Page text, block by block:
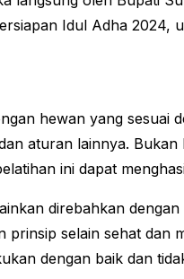
Idul Adha
hewan yang sesuai
aturan lainnya.
ini dapat
direbahkan
selain sehat
dengan baik dan